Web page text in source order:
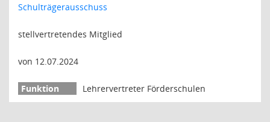
Schulträgerausschuss
stellvertretendes Mitglied
von 12.07.2024
Lehrervertreter Förderschulen